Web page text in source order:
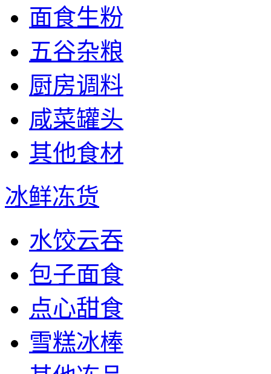
面食生粉
五谷杂粮
厨房调料
咸菜罐头
其他食材
冰鲜冻货
水饺云吞
包子面食
点心甜食
雪糕冰棒